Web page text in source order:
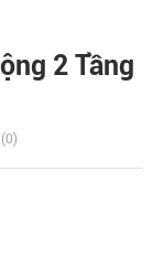
2 Tầng
(0)